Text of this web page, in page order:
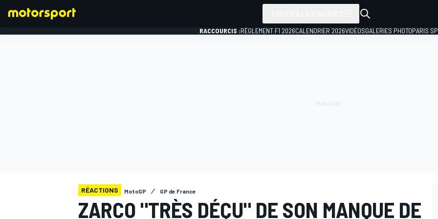
RACCOURCIS :RÈGLEMENT F1 2026CALENDRIER 2026VIDÉOSGALERIES PHOTOPARIS
RÉACTIONS MotoGP GP de France
ZARCO "TRÈS DÉÇU" DE SON MANQUE DE